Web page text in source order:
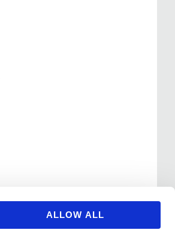
ALLOW ALL